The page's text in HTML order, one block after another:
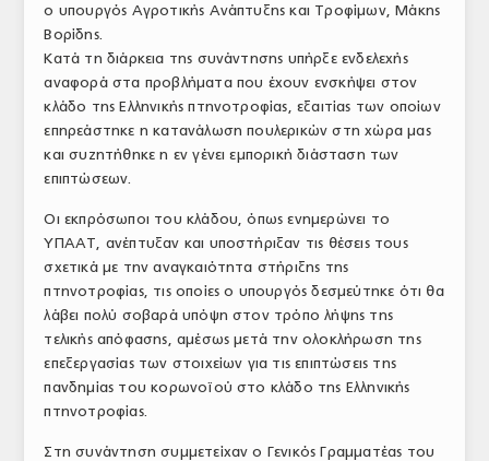
ΝΟΜΟΘΕΣΙΑ
ΕΛΛΗΝΙΚΗ ΝΟΜΟΘΕΣΙΑ
ΕΥΡΩΠΑΪΚΗ ΝΟΜΟΘΕΣΙΑ
ΤΟ ΠΕΡΙΟΔΙΚΟ
ΑΡΧΕΙΟ ΤΕΥΧΩΝ
ΣΥΝΕΔΡΙΟ ΚΡΕΑΤΟΣ
ο υπουργός Αγροτικής Ανάπτυξης και Τροφίμων, Μάκης
Βορίδης.
Κατά τη διάρκεια της συνάντησης υπήρξε ενδελεχής
αναφορά στα προβλήματα που έχουν ενσκήψει στον
κλάδο της Ελληνικής πτηνοτροφίας, εξαιτίας των οποίων
επηρεάστηκε η κατανάλωση πουλερικών στη χώρα μας
και συζητήθηκε η εν γένει εμπορική διάσταση των
επιπτώσεων.
Οι εκπρόσωποι του κλάδου, όπως ενημερώνει το
ΥΠΑΑΤ, ανέπτυξαν και υποστήριξαν τις θέσεις τους
σχετικά με την αναγκαιότητα στήριξης της
πτηνοτροφίας, τις οποίες ο υπουργός δεσμεύτηκε ότι θα
λάβει πολύ σοβαρά υπόψη στον τρόπο λήψης της
τελικής απόφασης, αμέσως μετά την ολοκλήρωση της
επεξεργασίας των στοιχείων για τις επιπτώσεις της
πανδημίας του κορωνοϊού στο κλάδο της Ελληνικής
πτηνοτροφίας.
Στη συνάντηση συμμετείχαν ο Γενικός Γραμματέας του